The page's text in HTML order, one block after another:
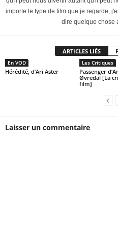
importe le type de film que je regarde,
dire quelque chose
ARTICLES LIÉS
En VOD
Hérédité, d’Ari Aster
Les Critiques
Passenger
Øvredal [La
film]
Laisser un commentaire